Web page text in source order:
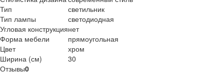
Тип
светильник
Тип лампы
светодиодная
Угловая конструкциянет
Форма мебели
прямоугольная
Цвет
хром
Ширина (см)
30
Отзывы0